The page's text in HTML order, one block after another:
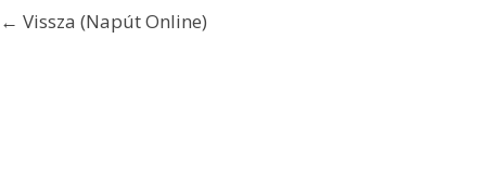
← Vissza (Napút Online)